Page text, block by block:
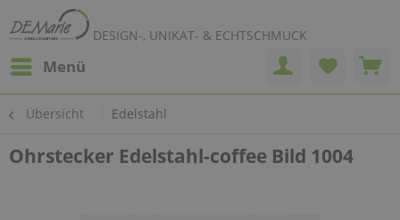
DESIGN-, UNIKAT- & ECHTSCHMUCK
Menü
Übersicht Edelstahl
Ohrstecker Edelstahl-coffee Bild 1004